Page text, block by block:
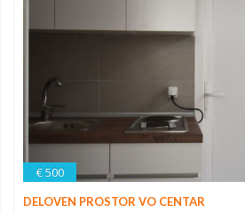
€ 500
DELOVEN PROSTOR VO CENTAR